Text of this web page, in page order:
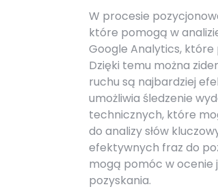
W procesie
które pomogą w
Google Analytics,
Dzięki temu można
ruchu są najbardziej
umożliwia śledzenie
technicznych, które
do analizy słów
efektywnych fraz do
mogą pomóc w ocenie
pozyskania.